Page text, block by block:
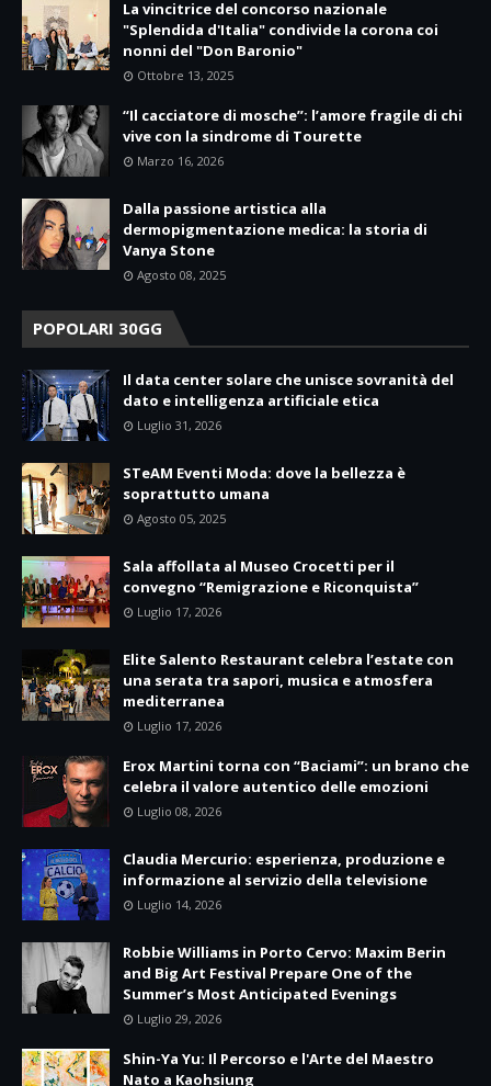
La vincitrice del concorso nazionale
"Splendida d'Italia" condivide la corona coi
nonni del "Don Baronio"
Ottobre 13, 2025
“Il cacciatore di mosche”: l’amore fragile di chi
vive con la sindrome di Tourette
Marzo 16, 2026
Dalla passione artistica alla
dermopigmentazione medica: la storia di
Vanya Stone
Agosto 08, 2025
POPOLARI 30GG
Il data center solare che unisce sovranità del
dato e intelligenza artificiale etica
Luglio 31, 2026
STeAM Eventi Moda: dove la bellezza è
soprattutto umana
Agosto 05, 2025
Sala affollata al Museo Crocetti per il
convegno “Remigrazione e Riconquista”
Luglio 17, 2026
Elite Salento Restaurant celebra l’estate con
una serata tra sapori, musica e atmosfera
mediterranea
Luglio 17, 2026
Erox Martini torna con “Baciami”: un brano che
celebra il valore autentico delle emozioni
Luglio 08, 2026
Claudia Mercurio: esperienza, produzione e
informazione al servizio della televisione
Luglio 14, 2026
Robbie Williams in Porto Cervo: Maxim Berin
and Big Art Festival Prepare One of the
Summer’s Most Anticipated Evenings
Luglio 29, 2026
Shin-Ya Yu: Il Percorso e l'Arte del Maestro
Nato a Kaohsiung